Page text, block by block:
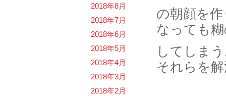
2018年8月
2018年7月
2018年6月
2018年5月
2018年4月
2018年3月
2018年2月
の朝顔を
なっても
してしま
それらを